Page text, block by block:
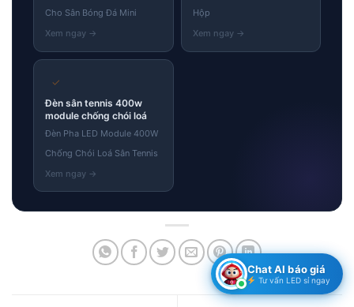
Cho Sân Bóng Đá Mini
Hộp
✓
Đèn sân tennis 400w
module chống chói loá
Đèn Pha LED Module 400W
Chống Chói Loá Sân Tennis
Chat AI báo giá
Tư vấn LED sỉ ngay